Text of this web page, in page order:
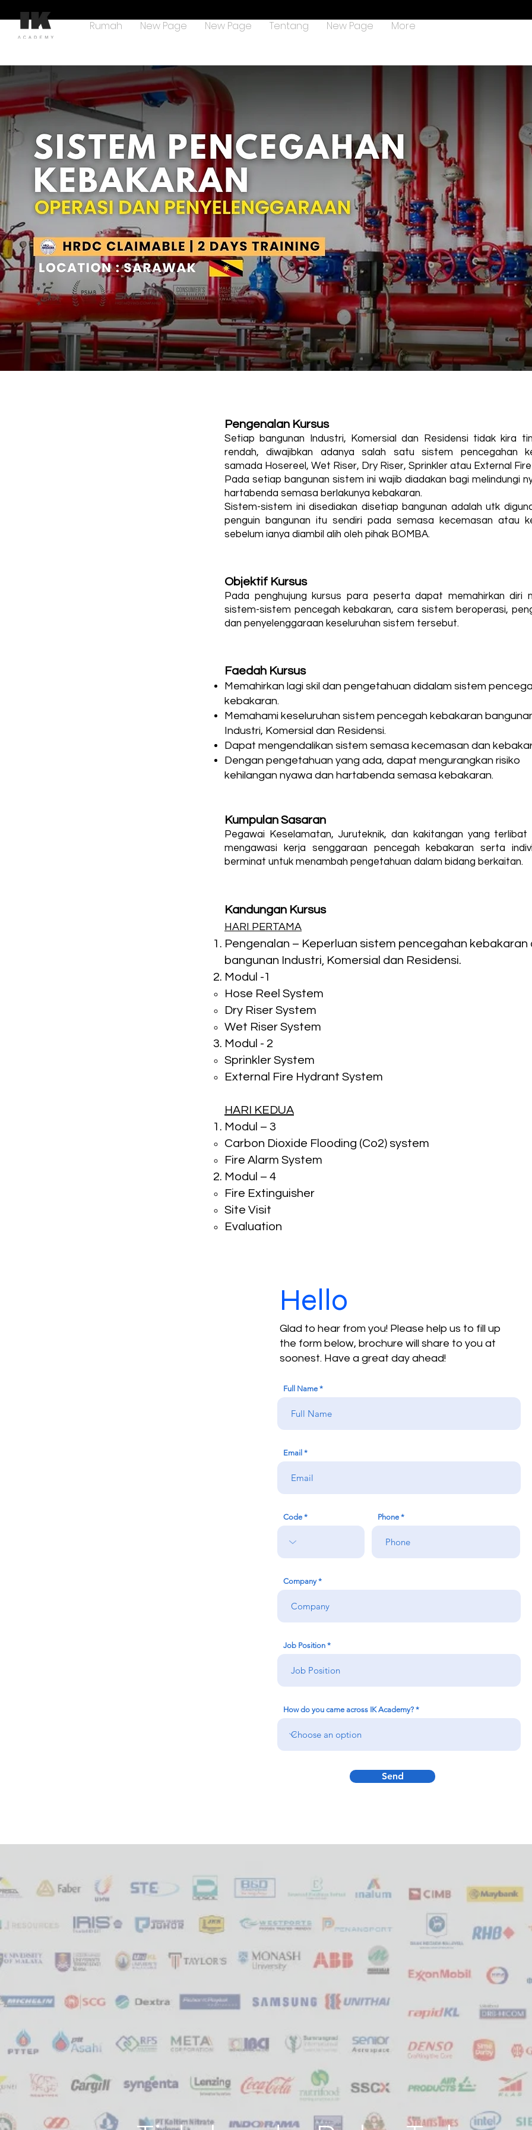
Rumah New Page New Page Tentang New Page More
Pengenalan Kursus
Setiap bangunan Industri, Komersial dan Residensi tidak kira
rendah, diwajibkan adanya salah satu sistem pencegahan
samada Hosereel, Wet Riser, Dry Riser, Sprinkler atau External
Pada setiap bangunan sistem ini wajib diadakan bagi melindungi
hartabenda semasa berlakunya kebakaran.
Sistem-sistem ini disediakan disetiap bangunan adalah utk
penguin bangunan itu sendiri pada semasa kecemasan atau
sebelum ianya diambil alih oleh pihak BOMBA.
Objektif Kursus
Pada penghujung kursus para peserta dapat memahirkan diri
sistem-sistem pencegah kebakaran, cara sistem beroperasi,
dan penyelenggaraan keseluruhan sistem tersebut.
Faedah Kursus
Memahirkan lagi skil dan pengetahuan didalam sistem
kebakaran.
Memahami keseluruhan sistem pencegah kebakaran
Industri, Komersial dan Residensi.
Dapat mengendalikan sistem semasa kecemasan dan
Dengan pengetahuan yang ada, dapat mengurangkan risiko
kehilangan nyawa dan hartabenda semasa kebakaran.
Kumpulan Sasaran
Pegawai Keselamatan, Juruteknik, dan kakitangan yang terlibat
mengawasi kerja senggaraan pencegah kebakaran serta
berminat untuk menambah pengetahuan dalam bidang berkaitan.
Kandungan Kursus
HARI PERTAMA
Pengenalan – Keperluan sistem pencegahan kebakaran
bangunan Industri, Komersial dan Residensi.
Modul -1
​Hose Reel System​​
Dry Riser System
Wet Riser System
Modul - 2
Sprinkler System​
External Fire Hydrant System
HARI KEDUA
Modul – 3
Carbon Dioxide Flooding (Co2) system​
​Fire Alarm System​
Modul – 4
Fire Extinguisher​
Site Visit
Evaluation
Hello
Glad to hear from you! Please help us to fill up
the form below, brochure will share to you at
soonest. Have a great day ahead!
Full Name
Email
Code Phone
Company
Job Position
How do you came across IK Academy?
Send